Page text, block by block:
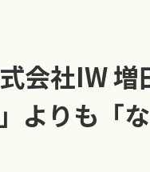
会社IW 増
よりも「な